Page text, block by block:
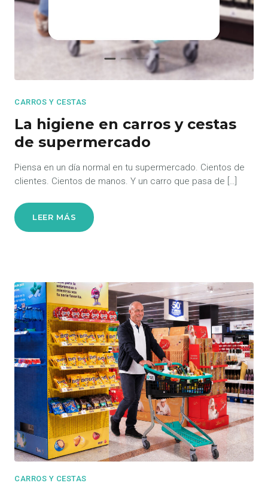
CARROS Y CESTAS
La higiene en carros y cestas
de supermercado
Piensa en un día normal en tu supermercado. Cientos de
clientes. Cientos de manos. Y un carro que pasa de […]
LEER MÁS
CARROS Y CESTAS